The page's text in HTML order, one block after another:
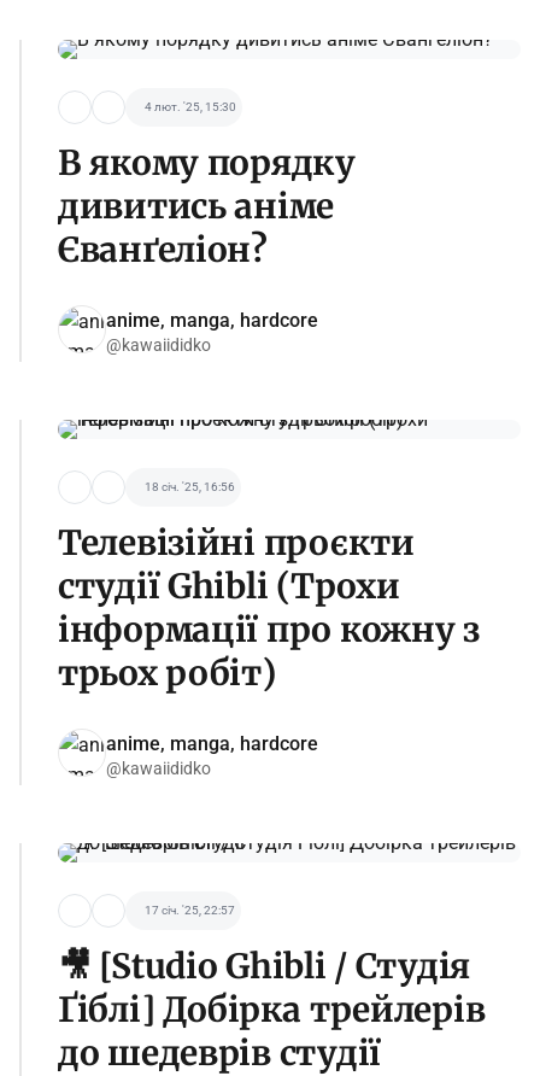
4 лют. '25, 15:30
В якому порядку
дивитись аніме
Єванґеліон?
anime, manga, hardcore
@kawaiididko
18 січ. '25, 16:56
Телевізійні проєкти
студії Ghibli (Трохи
інформації про кожну з
трьох робіт)
anime, manga, hardcore
@kawaiididko
17 січ. '25, 22:57
🎥 [Studio Ghibli / Студія
Ґіблі] Добірка трейлерів
до шедеврів студії